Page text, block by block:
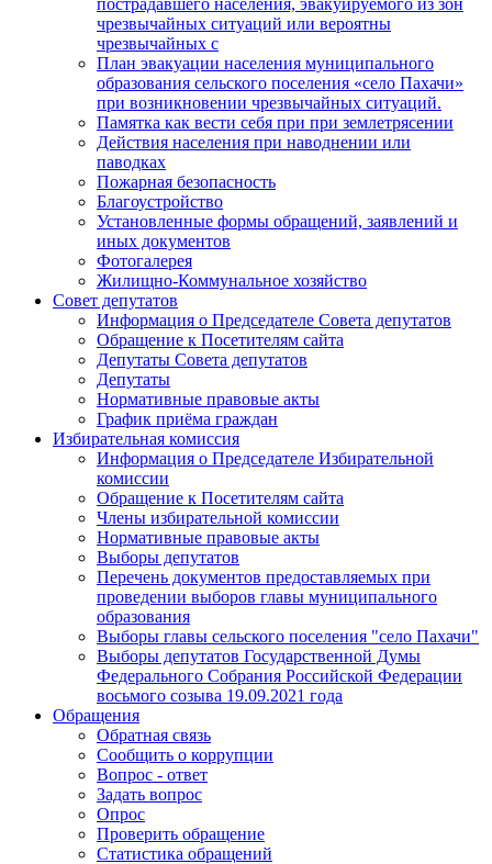
пострадавшего населения, эвакуируемого из зон
чрезвычайных ситуаций или вероятны
чрезвычайных с
План эвакуации населения муниципального
образования сельского поселения «село Пахачи»
при возникновении чрезвычайных ситуаций.
Памятка как вести себя при при землетрясении
Действия населения при наводнении или
паводках
Пожарная безопасность
Благоустройство
Установленные формы обращений, заявлений и
иных документов
Фотогалерея
Жилищно-Коммунальное хозяйство
Совет депутатов
Информация о Председателе Совета депутатов
Обращение к Посетителям сайта
Депутаты Совета депутатов
Депутаты
Нормативные правовые акты
График приёма граждан
Избирательная комиссия
Информация о Председателе Избирательной
комиссии
Обращение к Посетителям сайта
Члены избирательной комиссии
Нормативные правовые акты
Выборы депутатов
Перечень документов предоставляемых при
проведении выборов главы муниципального
образования
Выборы главы сельского поселения "село Пахачи"
Выборы депутатов Государственной Думы
Федерального Собрания Российской Федерации
восьмого созыва 19.09.2021 года
Обращения
Обратная связь
Сообщить о коррупции
Вопрос - ответ
Задать вопрос
Опрос
Проверить обращение
Статистика обращений